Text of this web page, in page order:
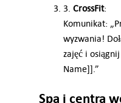
3. CrossFit:
Komunikat:
wyzwania!
zajęć i
Name]].”
Spa i centra